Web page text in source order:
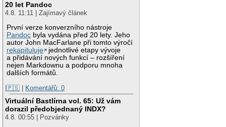
20 let Pandoc
4.8. 11:11 | Zajímavý článek
První verze konverzního nástroje
Pandoc byla vydána před 20 lety. Jeho
autor John MacFarlane při tomto výročí
rekapituluje
jednotlivé etapy vývoje
a přidávání nových funkcí – rozšíření
nejen Markdownu a podporu mnoha
dalších formátů.
|🇵🇸 | Komentářů: 0
Virtuální Bastlírna vol. 65: Už vám
dorazil předobjednaný INDX?
4.8. 00:55 | Pozvánky